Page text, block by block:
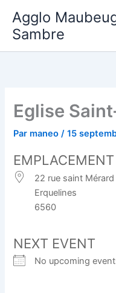
contenu
Agglo
Sambre
Eglise
Par maneo/15
EMPLACEMENT
22 rue saint Mérard
Erquelines
6560
NEXT EVENT
No upcoming